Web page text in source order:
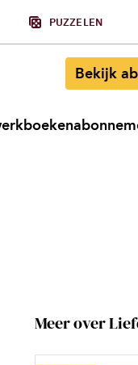
PUZZELEN
Bekijk
Meer over